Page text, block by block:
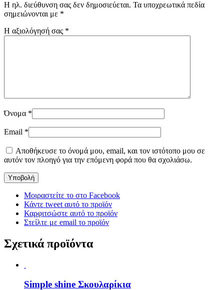
Η ηλ. διεύθυνση σας δεν δημοσιεύεται. Τα υποχρεωτικά πεδία
σημειώνονται με *
Η αξιολόγησή σας *
Όνομα *
Email *
Αποθήκευσε το όνομά μου, email, και τον ιστότοπο μου σε
αυτόν τον πλοηγό για την επόμενη φορά που θα σχολιάσω.
Μοιραστείτε το στο Facebook
Κάντε tweet αυτό το προϊόν
Καρφιτσώστε αυτό το προϊόν
Στείλτε με email το προϊόν
Σχετικά προϊόντα
Simple shine Σκουλαρίκια